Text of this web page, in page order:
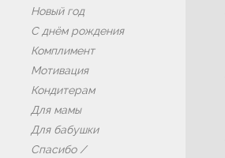
Новый год
С днём рождения
Комплимент
Мотивация
Кондитерам
Для мамы
Для бабушки
Спасибо /